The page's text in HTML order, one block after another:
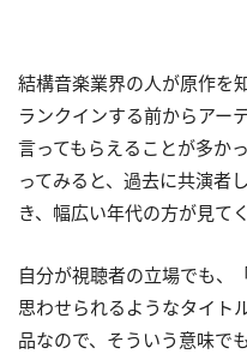
結構音楽業界の人が原作を
ランクインする前からアー
言ってもらえることが多か
ってみると、過去に共演者
き、幅広い年代の方が見て
自分が視聴者の立場でも、
思わせられるようなタイト
品なので、そういう意味で